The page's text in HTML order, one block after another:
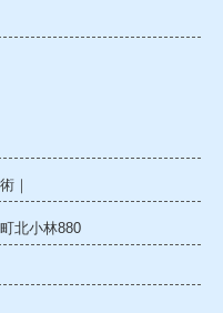
｜
北小林880